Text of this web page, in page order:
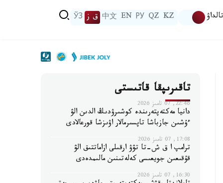
تالداۋ KZ
QZ
РУ
EN
中文 ق ز ЎЗ
تاقىرىپقا قاتىستى
22:46, 07 تامىز 2026
دانيا مەكتەپتەرىندە كوشىرۋدىڭ الدىن الۋ
ءۇشىن جازباشا تاپسىرمالار اۋىزشا قورعالادى
17:08, 07 تامىز 2026
ترامپ ا ق ش-تا تۋۋ ارقىلى ازاماتتىق الۋ
قۇقىعىن جويعىسى كەلەتىنىن مالىمدەدى
16:30, 07 تامىز 2026